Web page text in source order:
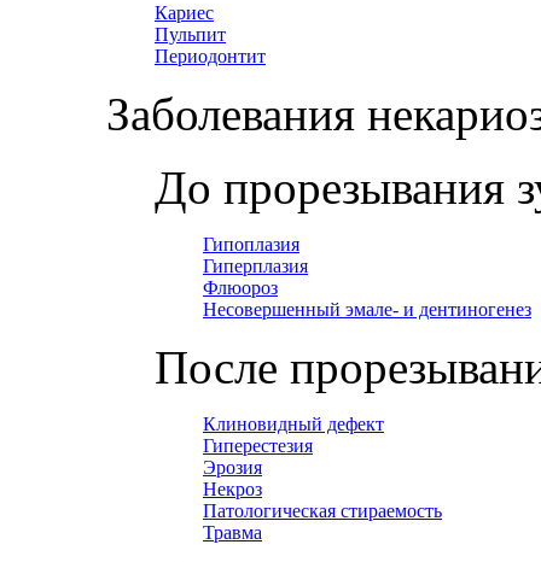
Кариес
Пульпит
Периодонтит
Заболевания
До прорезывания
Гипоплазия
Гиперплазия
Флюороз
Несовершенный эмале- и дентиногенез
После
Клиновидный дефект
Гиперестезия
Эрозия
Некроз
Патологическая стираемость
Травма